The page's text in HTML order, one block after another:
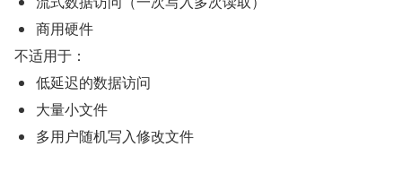
商用硬件
不适用于：
低延迟的数据访问
大量小文件
多用户随机写入修改文件